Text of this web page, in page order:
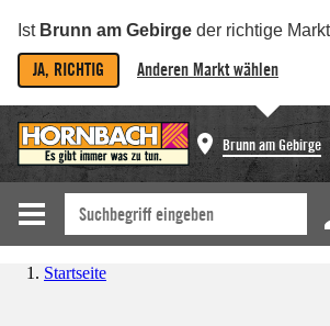
Ist Brunn am Gebirge der richtige
JA, RICHTIG Anderen Markt wählen
Brunn am Gebirge
Startseite